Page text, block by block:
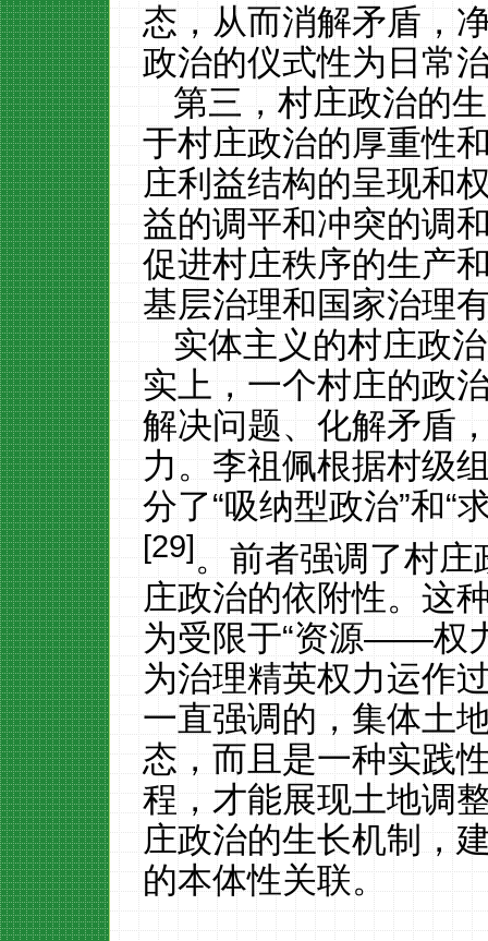
态，从而消解矛盾，
政治的仪式性为日常
第三，村庄政治的
于村庄政治的厚重性
庄利益结构的呈现和
益的调平和冲突的调
促进村庄秩序的生产
基层治理和国家治理
实体主义的村庄政
实上，一个村庄的政
解决问题、化解矛盾
力。李祖佩根据村级
分了“吸纳型政治”和“
[29]。前者强调了村庄
庄政治的依附性。这
为受限于“资源——权
为治理精英权力运作
一直强调的，集体土
态，而且是一种实践
程，才能展现土地调
庄政治的生长机制，
的本体性关联。